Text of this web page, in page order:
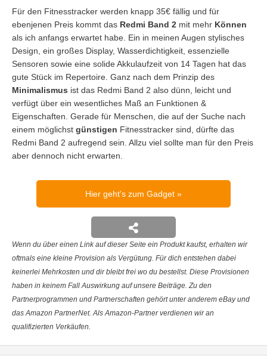
Für den Fitnesstracker werden knapp 35€ fällig und für
ebenjenen Preis kommt das Redmi Band 2 mit mehr Können
als ich anfangs erwartet habe. Ein in meinen Augen stylisches
Design, ein großes Display, Wasserdichtigkeit, essenzielle
Sensoren sowie eine solide Akkulaufzeit von 14 Tagen hat das
gute Stück im Repertoire. Ganz nach dem Prinzip des
Minimalismus ist das Redmi Band 2 also dünn, leicht und
verfügt über ein wesentliches Maß an Funktionen &
Eigenschaften. Gerade für Menschen, die auf der Suche nach
einem möglichst günstigen Fitnesstracker sind, dürfte das
Redmi Band 2 aufregend sein. Allzu viel sollte man für den Preis
aber dennoch nicht erwarten.
Hier geht's zum Gadget
Wenn du über einen Link auf dieser Seite ein Produkt kaufst, erhalten wir
oftmals eine kleine Provision als Vergütung. Für dich entstehen dabei
keinerlei Mehrkosten und dir bleibt frei wo du bestellst. Diese Provisionen
haben in keinem Fall Auswirkung auf unsere Beiträge. Zu den
Partnerprogrammen und Partnerschaften gehört unter anderem eBay und
das Amazon PartnerNet. Als Amazon-Partner verdienen wir an
qualifizierten Verkäufen.